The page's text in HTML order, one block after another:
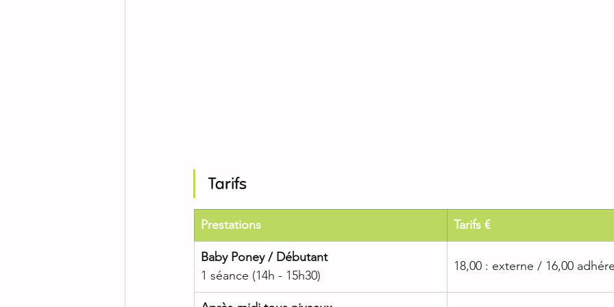
Tarifs
​Prestations ​Tarifs €
Baby Poney / Débutant
1 séance (14h - 15h30)
18,00 : externe / 16,00